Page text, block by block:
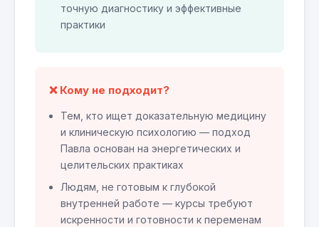
точную диагностику и эффективные
практики
❌ Кому не подходит?
Тем, кто ищет доказательную медицину
и клиническую психологию — подход
Павла основан на энергетических и
целительских практиках
Людям, не готовым к глубокой
внутренней работе — курсы требуют
искренности и готовности к переменам